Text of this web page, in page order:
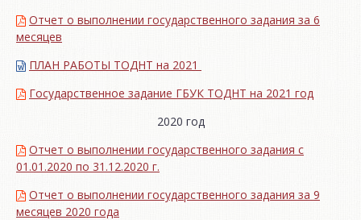
Отчет о выполнении государственного задания за 6
месяцев
ПЛАН РАБОТЫ ТОДНТ на 2021
Государственное задание ГБУК ТОДНТ на 2021 год
2020 год
Отчет о выполнении государственного задания с
01.01.2020 по 31.12.2020 г.
Отчет о выполнении государственного задания за 9
месяцев 2020 года